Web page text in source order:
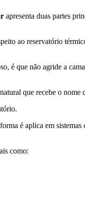
apresenta duas partes
ao reservatório
é que não agride a
que recebe o nome
é aplica em
como: